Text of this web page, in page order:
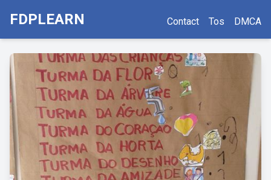
FDPLEARN Contact Tos DMCA